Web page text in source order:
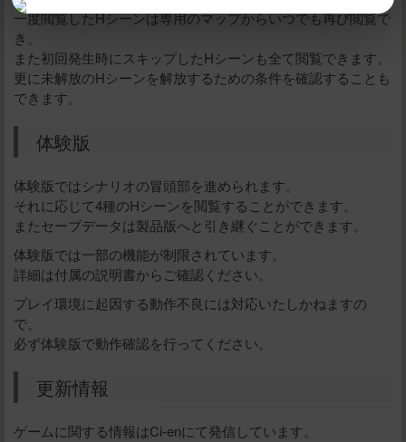
一度閲覧したHシーンは専用のマップからいつでも再び閲覧で
き、
また初回発生時にスキップしたHシーンも全て閲覧できます。
更に未解放のHシーンを解放するための条件を確認することも
できます。
体験版
体験版ではシナリオの冒頭部を進められます。
それに応じて4種のHシーンを閲覧することができます。
またセーブデータは製品版へと引き継ぐことができます。
体験版では一部の機能が制限されています。
詳細は付属の説明書からご確認ください。
プレイ環境に起因する動作不良には対応いたしかねますの
で、
必ず体験版で動作確認を行ってください。
更新情報
ゲームに関する情報はCi-enにて発信しています。